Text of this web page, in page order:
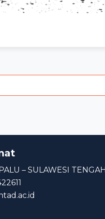
– SULAWESI